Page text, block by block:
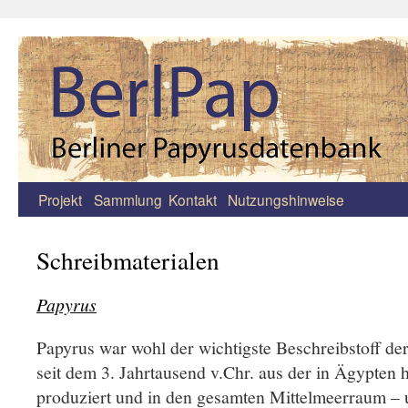
Zum
springen
Projekt Sammlung Kontakt Nutzungshinweise
Schreibmaterialen
Papyrus
Papyrus war wohl der wichtigste Beschreibstoff
seit dem 3. Jahrtausend v.Chr. aus der in Ägypten
produziert und in den gesamten Mittelmeerraum –